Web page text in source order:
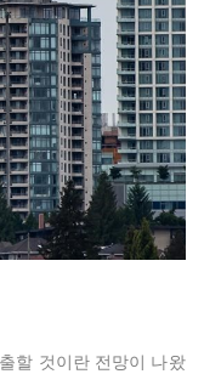
할 것이란 전망이 나왔